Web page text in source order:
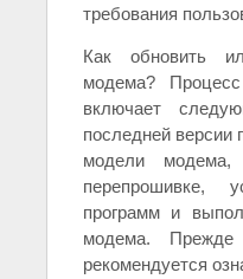
требования
Как обновить
модема?
включает
последней версии
модели модема,
перепрошивке,
программ и
модема. Прежде
рекомендуется